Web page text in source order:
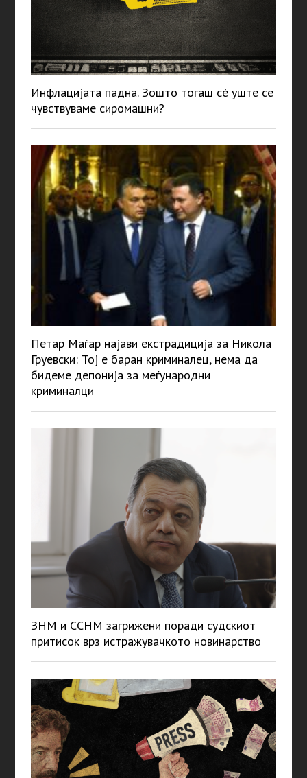
Инфлацијата падна. Зошто тогаш сè уште се
чувствуваме сиромашни?
Петар Маѓар најави екстрадиција за Никола
Груевски: Тој е баран криминалец, нема да
бидеме депонија за меѓународни
криминалци
ЗНМ и ССНМ загрижени поради судскиот
притисок врз истражувачкото новинарство